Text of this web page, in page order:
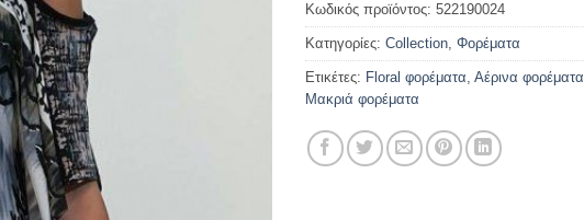
Κωδικός προϊόντος: 522190024
Κατηγορίες: Collection, Φορέματα
Ετικέτες: Floral φορέματα, Αέρινα φορέματα
Μακριά φορέματα